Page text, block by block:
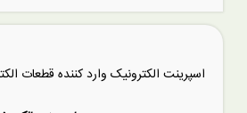
اسپرینت الکترونیک وارد کننده قطعات